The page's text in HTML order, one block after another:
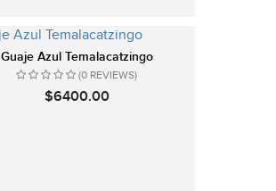
Guaje Azul Temalacatzingo
(0 REVIEWS)
$6400.00